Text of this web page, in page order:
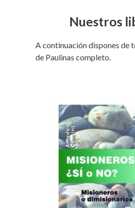
Nuestros
A continuación dispones de
de Paulinas completo.